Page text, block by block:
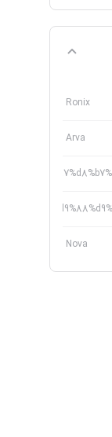
Ronix
Arva
Nova